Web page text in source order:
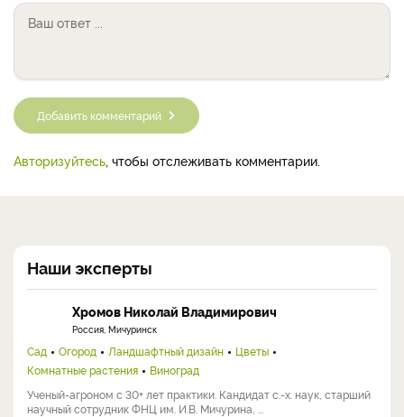
Добавить комментарий
Авторизуйтесь , чтобы отслеживать комментарии.
Наши эксперты
Хромов Николай Владимирович
Россия, Мичуринск
Сад Огород Ландшафтный дизайн
Цветы
Комнатные растения
Виноград
Ученый-агроном с 30+ лет практики. Кандидат с.-х. наук, старший
научный сотрудник ФНЦ им. И.В. Мичурина, ...